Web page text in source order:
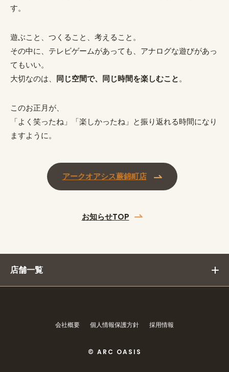
す。
遊ぶこと、つくること、考えること。
その中に、テレビゲームがあっても、アナログな遊びがあっ
てもいい。
大切なのは、 同じ空間で、同じ時間を楽しむこと。
このお正月が、
「よく笑ったね」「楽しかったね」と振り返れる時間になり
ますように。
アークオアシス蕨錦町店
お知らせTOP
店舗一覧
会社概要 個人情報保護方針 採用情報
© ARC OASIS